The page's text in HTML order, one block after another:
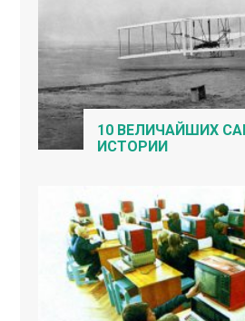
10 ВЕЛИЧАЙШИХ
ИСТОРИИ